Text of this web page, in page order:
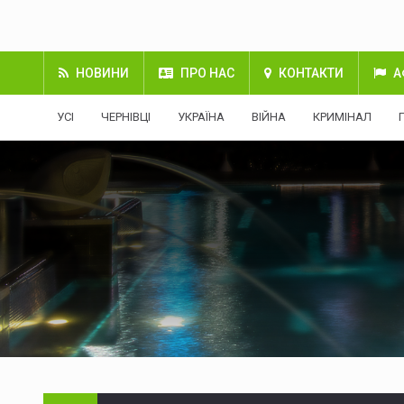
НОВИНИ ПРО НАС КОНТАКТИ
УСІ ЧЕРНІВЦІ УКРАЇНА ВІЙНА КРИМІНАЛ